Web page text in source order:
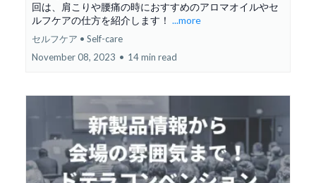
回は、肩こりや腰痛の時におすすめのアロマオイルやセ
ルフケアの仕方を紹介します！ ...more
セルフケア • Self-care
November 08, 2023 • 14 min read